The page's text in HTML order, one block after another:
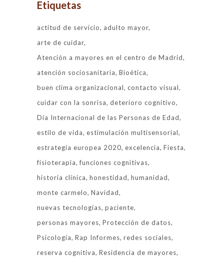
Etiquetas
actitud de servicio
adulto mayor
arte de cuidar
Atención a mayores en el centro de Madrid
atención sociosanitaria Bioética
buen clima organizacional contacto visual
cuidar con la sonrisa deterioro cognitivo
Día Internacional de las Personas de Edad
estilo de vida estimulación multisensorial
estrategia europea 2020 excelencia Fiesta
fisioterapia funciones cognitivas
historia clínica honestidad humanidad
monte carmelo Navidad
nuevas tecnologías paciente
personas mayores Protección de datos
Psicología Rap Informes redes sociales
reserva cognitiva Residencia de mayores